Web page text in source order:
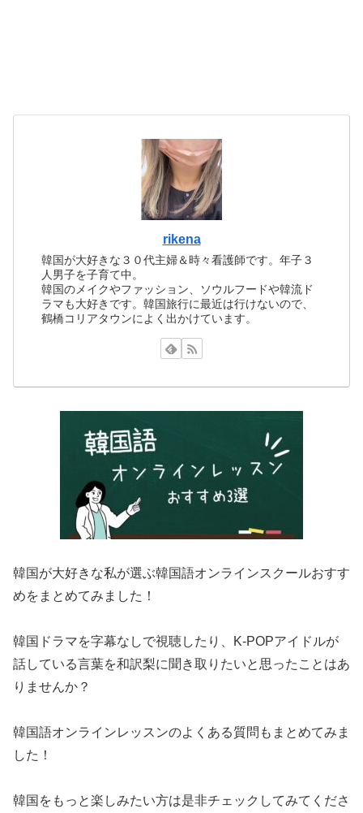
rikena
韓国が大好きな３０代主婦＆時々看護師です。年子３
人男子を子育て中。
韓国のメイクやファッション、ソウルフードや韓流ド
ラマも大好きです。韓国旅行に最近は行けないので、
鶴橋コリアタウンによく出かけています。
韓国が大好きな私が選ぶ韓国語オンラインスクールおすす
めをまとめてみました！
韓国ドラマを字幕なしで視聴したり、K-POPアイドルが
話している言葉を和訳梨に聞き取りたいと思ったことはあ
りませんか？
韓国語オンラインレッスンのよくある質問もまとめてみま
した！
韓国をもっと楽しみたい方は是非チェックしてみてくださ